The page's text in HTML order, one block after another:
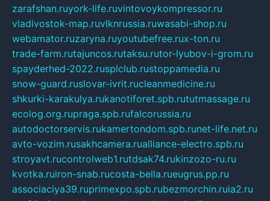
zarafshan.ruyork-life.ruvintovoykompressor.ru
vladivostok-map.ruvlknrussia.ruwasabi-shop.ru
webamator.ruzaryna.ruyoutubefree.rux-ton.ru
trade-farm.rutajuncos.rutaksu.rutor-lyubov-i-grom.ru
spayderhed-2022.rusplclub.rustoppamedia.ru
snow-guard.ruslovar-ivrit.rucleanmedicine.ru
shkurki-karakulya.rukanotiforet.spb.rututmassage.ru
ecolog.org.rupraga.spb.rufalcorussia.ru
autodoctorservis.rukamertondom.spb.runet-life.net.ru
avto-vozim.rusakhcamera.rualliance-electro.spb.ru
stroyavt.rucontrolweb1.rutdsak74.rukinzozo-ru.ru
kvotka.ruiron-snab.rucosta-bella.rueugrus.pp.ru
associaciya39.ruprimexpo.spb.rubezmorchin.ruia2.ru